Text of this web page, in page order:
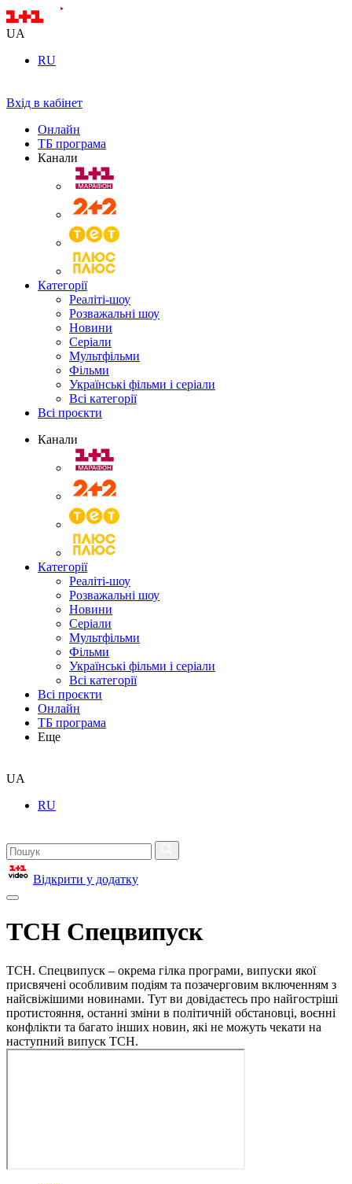
UA
RU
Вхід в кабінет
Онлайн
ТБ програма
Канали
Категорії
Реаліті-шоу
Розважальні шоу
Новини
Серіали
Мультфільми
Фільми
Українські фільми і серіали
Всі категорії
Всі проєкти
Канали
Категорії
Реаліті-шоу
Розважальні шоу
Новини
Серіали
Мультфільми
Фільми
Українські фільми і серіали
Всі категорії
Всі проєкти
Онлайн
ТБ програма
Еще
UA
RU
Відкрити у додатку
ТСН Спецвипуск
ТСН. Спецвипуск – окрема гілка програми, випуски якої
присвячені особливим подіям та позачерговим включенням з
найсвіжішими новинами. Тут ви довідаєтесь про найгостріші
протистояння, останні зміни в політичній обстановці, воєнні
конфлікти та багато інших новин, які не можуть чекати на
наступний випуск ТСН.